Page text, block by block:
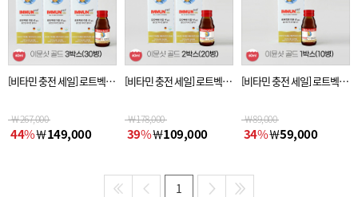
[비타민 충전 세일] 로트벡쉔
￦267,000
44%￦149,000
[비타민 충전 세일] 로트벡쉔
￦178,000
39%￦109,000
[비타민 충전 세일] 로트벡쉔
￦89,000
34%￦59,000
1